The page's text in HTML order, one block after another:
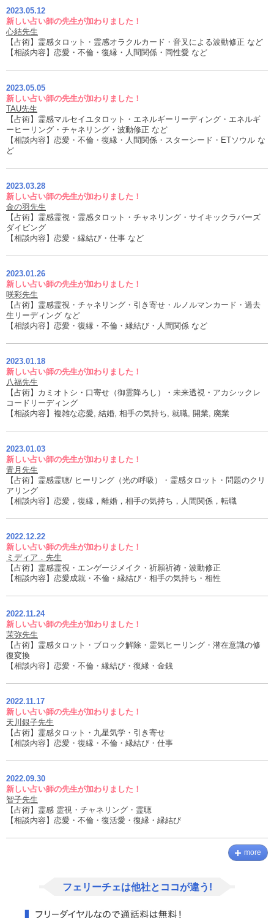
2023.05.12
新しい占い師の先生が加わりました！
心結先生
【占術】霊感タロット・霊感オラクルカード・音叉による波動修正 など
【相談内容】恋愛・不倫・復縁・人間関係・同性愛 など
2023.05.05
新しい占い師の先生が加わりました！
TAU先生
【占術】霊感マルセイユタロット・エネルギーリーディング・エネルギ
ーヒーリング・チャネリング・波動修正 など
【相談内容】恋愛・不倫・復縁・人間関係・スターシード・ETソウル な
ど
2023.03.28
新しい占い師の先生が加わりました！
金の羽先生
【占術】霊感霊視・霊感タロット・チャネリング・サイキックラバーズ
ダイビング
【相談内容】恋愛・縁結び・仕事 など
2023.01.26
新しい占い師の先生が加わりました！
咲彩先生
【占術】霊感霊視・チャネリング・引き寄せ・ルノルマンカード・過去
生リーディング など
【相談内容】恋愛・復縁・不倫・縁結び・人間関係 など
2023.01.18
新しい占い師の先生が加わりました！
八福先生
【占術】カミオトシ・口寄せ（御霊降ろし）・未来透視・アカシックレ
コードリーディング
【相談内容】複雑な恋愛, 結婚, 相手の気持ち, 就職, 開業, 廃業
2023.01.03
新しい占い師の先生が加わりました！
青月先生
【占術】霊感霊聴/ ヒーリング（光の呼吸）・霊感タロット・問題のクリ
アリング
【相談内容】恋愛，復縁，離婚，相手の気持ち，人間関係，転職
2022.12.22
新しい占い師の先生が加わりました！
ミディア．先生
【占術】霊感霊視・エンゲージメイク・祈願祈祷・波動修正
【相談内容】恋愛成就・不倫・縁結び・相手の気持ち・相性
2022.11.24
新しい占い師の先生が加わりました！
茉弥先生
【占術】霊感タロット・ブロック解除・霊気ヒーリング・潜在意識の修
復変換
【相談内容】恋愛・不倫・縁結び・復縁・金銭
2022.11.17
新しい占い師の先生が加わりました！
天川銀子先生
【占術】霊感タロット・九星気学・引き寄せ
【相談内容】恋愛・復縁・不倫・縁結び・仕事
2022.09.30
新しい占い師の先生が加わりました！
智子先生
【占術】霊感 霊視・チャネリング・霊聴
【相談内容】恋愛・不倫・復活愛・復縁・縁結び
more
フェリーチェは他社とココが違う!